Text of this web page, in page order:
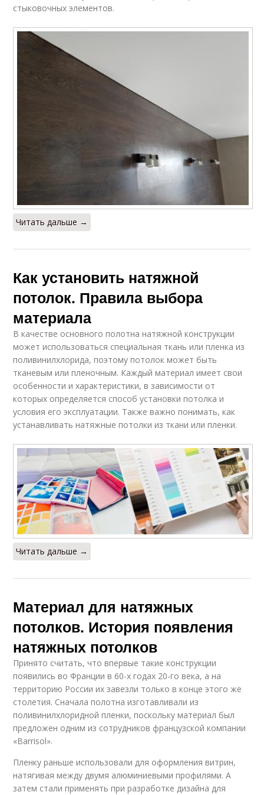
стыковочных элементов.
Читать дальше →
Как установить натяжной
потолок. Правила выбора
материала
В качестве основного полотна натяжной конструкции
может использоваться специальная ткань или пленка из
поливинилхлорида, поэтому потолок может быть
тканевым или пленочным. Каждый материал имеет свои
особенности и характеристики, в зависимости от
которых определяется способ установки потолка и
условия его эксплуатации. Также важно понимать, как
устанавливать натяжные потолки из ткани или пленки.
Читать дальше →
Материал для натяжных
потолков. История появления
натяжных потолков
Принято считать, что впервые такие конструкции
появились во Франции в 60-х годах 20-го века, а на
территорию России их завезли только в конце этого же
столетия. Сначала полотна изготавливали из
поливинилхлоридной пленки, поскольку материал был
предложен одним из сотрудников французской компании
«Barrisol».
Пленку раньше использовали для оформления витрин,
натягивая между двумя алюминиевыми профилями. А
затем стали применять при разработке дизайна для